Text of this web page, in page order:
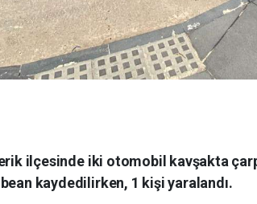
ilçesinde iki otomobil kavşakta
kaydedilirken, 1 kişi yaralandı.